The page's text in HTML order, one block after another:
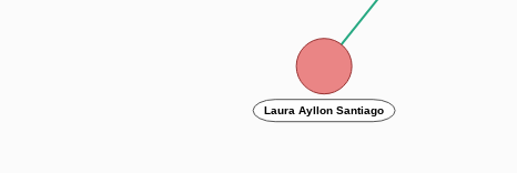
Laura Ayllon Santiago